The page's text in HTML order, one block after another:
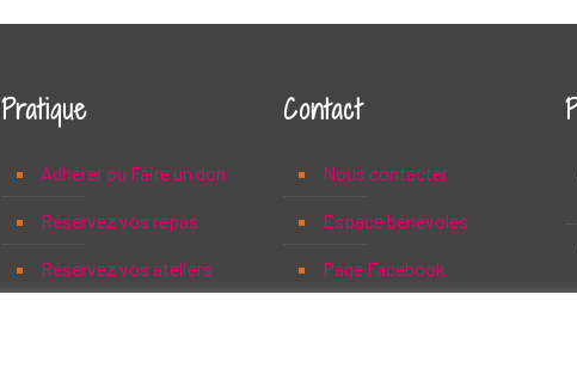
Pratique
Adhérer ou Faire un don
Réservez vos repas
Réservez vos ateliers
Contact
Nous contacter
Espace bénévoles
Page Facebook